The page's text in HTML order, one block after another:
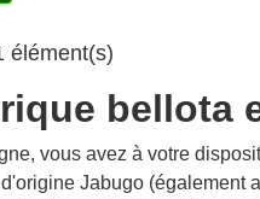
élément(s)
bellota
vous avez à votre
Jabugo (également